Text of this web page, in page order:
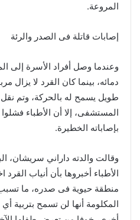
المروعة.
إصابات قاتلة فى الصدر والرئة
وعندما وصل أفراد الأسرة إلى
دمائه، بينما كان القرد لا يزال
طويل يسمح له بالحركة، وتم
المستشفى، إلا أن الأطباء
بإصاباته الخطيرة.
الأطباء أخبروها بأن أنياب
منطقة حيوية فى صدره، ما
المكلومة أنها لن تسمح بتربية